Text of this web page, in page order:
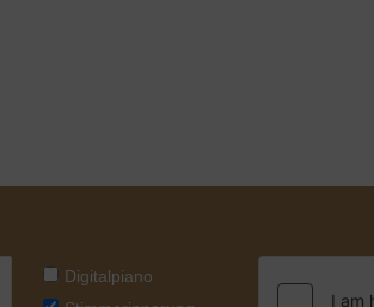
Digitalpiano